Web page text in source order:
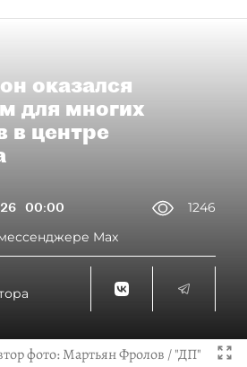
оказался
для многих
в центре
00:00
1246
Max
фото:Мартьян Фролов / "ДП"